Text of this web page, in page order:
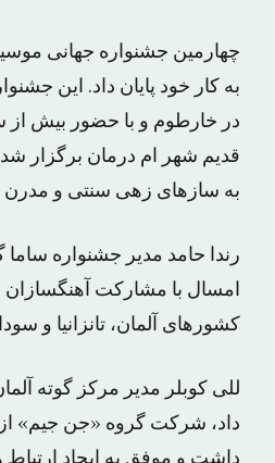
چهارمین جشنواره جهانی
در خارطوم و با حضور بیش از
قدیم شهر ام درمان برگزار
به سازهای زهی سنتی و
رندا حامد مدیر جشنواره ساما
امسال با مشارکت آهنگسازان
کشورهای آلمان، تانزانیا و
للی کوبلر مدیر مرکز گوته
داد، شرکت گروه «جن جیم» از